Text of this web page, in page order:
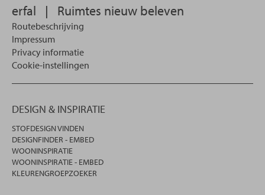
erfal | Ruimtes nieuw beleven
Routebeschrijving
Impressum
Privacy informatie
Cookie-instellingen
DESIGN & INSPIRATIE
STOFDESIGN VINDEN
DESIGNFINDER - EMBED
WOONINSPIRATIE
WOONINSPIRATIE - EMBED
KLEURENGROEPZOEKER